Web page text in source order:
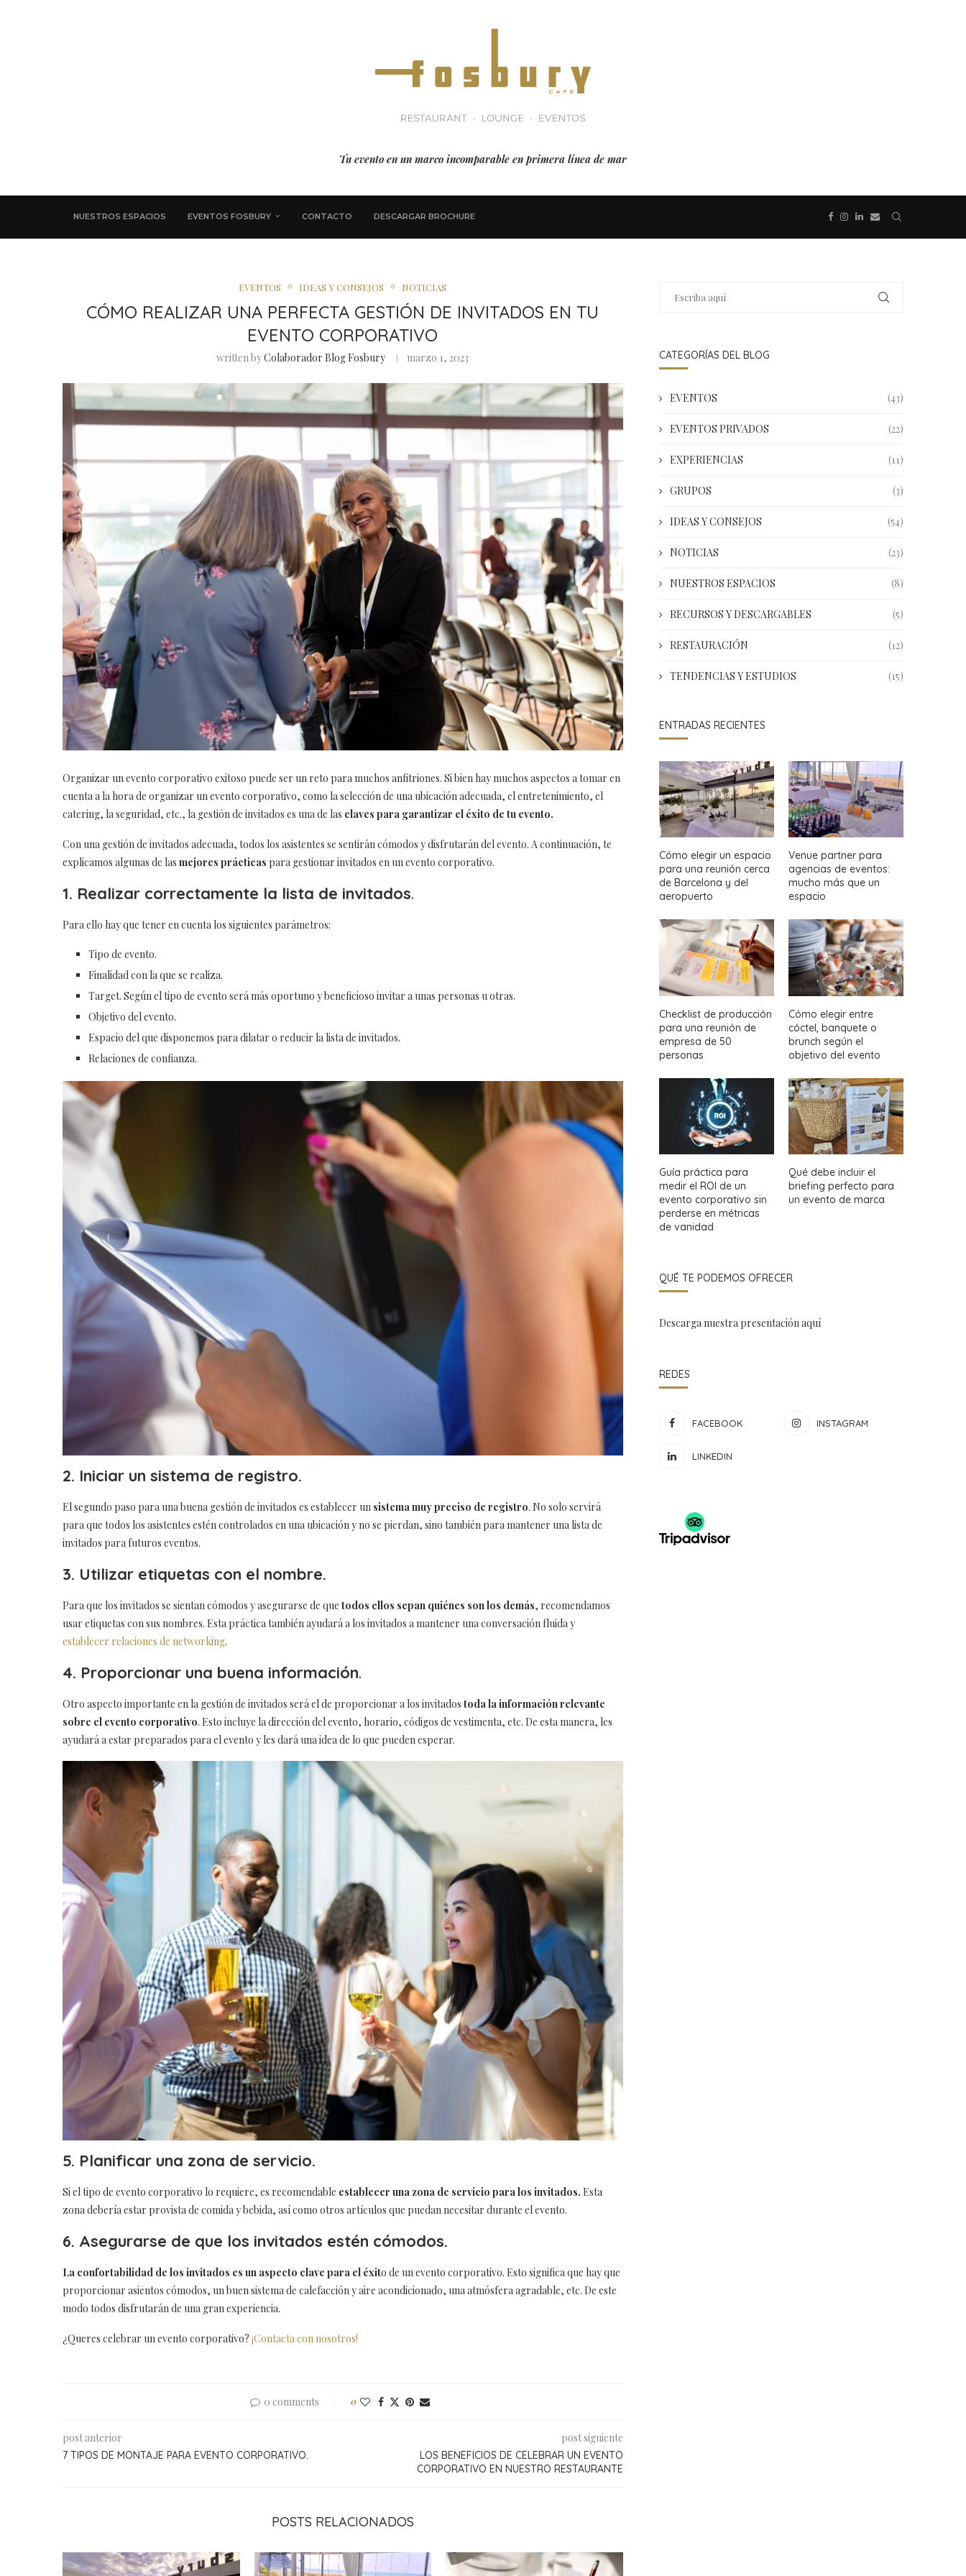
Tu evento en un marco incomparable en primera línea de mar
NUESTROS ESPACIOS EVENTOS FOSBURY CONTACTO DESCARGAR BROCHURE
EVENTOS IDEAS Y CONSEJOS NOTICIAS
CÓMO REALIZAR UNA PERFECTA GESTIÓN DE INVITADOS EN TU
EVENTO CORPORATIVO
written byColaborador Blog Fosbury marzo 1, 2023
Organizar un evento corporativo exitoso puede ser un reto para muchos anfitriones. Si bien hay muchos aspectos a tomar en
cuenta a la hora de organizar un evento corporativo, como la selección de una ubicación adecuada, el entretenimiento, el
catering, la seguridad, etc., la gestión de invitados es una de las claves para garantizar el éxito de tu evento.
Con una gestión de invitados adecuada, todos los asistentes se sentirán cómodos y disfrutarán del evento. A continuación, te
explicamos algunas de las mejores prácticas para gestionar invitados en un evento corporativo.
1. Realizar correctamente la lista de invitados.
Para ello hay que tener en cuenta los siguientes parámetros:
Tipo de evento.
Finalidad con la que se realiza.
Target. Según el tipo de evento será más oportuno y beneficioso invitar a unas personas u otras.
Objetivo del evento.
Espacio del que disponemos para dilatar o reducir la lista de invitados.
Relaciones de confianza.
2. Iniciar un sistema de registro.
El segundo paso para una buena gestión de invitados es establecer un sistema muy preciso de registro. No solo servirá
para que todos los asistentes estén controlados en una ubicación y no se pierdan, sino también para mantener una lista de
invitados para futuros eventos.
3. Utilizar etiquetas con el nombre.
Para que los invitados se sientan cómodos y asegurarse de que todos ellos sepan quiénes son los demás, recomendamos
usar etiquetas con sus nombres. Esta práctica también ayudará a los invitados a mantener una conversación fluida y
establecer relaciones de networking.
4. Proporcionar una buena información.
Otro aspecto importante en la gestión de invitados será el de proporcionar a los invitados toda la información relevante
sobre el evento corporativo. Esto incluye la dirección del evento, horario, códigos de vestimenta, etc. De esta manera, les
ayudará a estar preparados para el evento y les dará una idea de lo que pueden esperar.
5. Planificar una zona de servicio.
Si el tipo de evento corporativo lo requiere, es recomendable establecer una zona de servicio para los invitados. Esta
zona debería estar provista de comida y bebida, así como otros artículos que puedan necesitar durante el evento.
6. Asegurarse de que los invitados estén cómodos.
La confortabilidad de los invitados es un aspecto clave para el éxito de un evento corporativo. Esto significa que hay que
proporcionar asientos cómodos, un buen sistema de calefacción y aire acondicionado, una atmósfera agradable, etc. De este
modo todos disfrutarán de una gran experiencia.
¿Queres celebrar un evento corporativo? ¡Contacta con nosotros!
0 comments 0
post anterior
7 TIPOS DE MONTAJE PARA EVENTO CORPORATIVO.
post siguiente
LOS BENEFICIOS DE CELEBRAR UN EVENTO
CORPORATIVO EN NUESTRO RESTAURANTE
POSTS RELACIONADOS
CATEGORÍAS DEL BLOG
EVENTOS (43)
EVENTOS PRIVADOS (22)
EXPERIENCIAS (11)
GRUPOS (3)
IDEAS Y CONSEJOS (54)
NOTICIAS (23)
NUESTROS ESPACIOS (8)
RECURSOS Y DESCARGABLES (5)
RESTAURACIÓN (12)
TENDENCIAS Y ESTUDIOS (15)
ENTRADAS RECIENTES
Cómo elegir un espacio
para una reunión cerca
de Barcelona y del
aeropuerto
Venue partner para
agencias de eventos:
mucho más que un
espacio
Checklist de producción
para una reunión de
empresa de 50
personas
Cómo elegir entre
cóctel, banquete o
brunch según el
objetivo del evento
Guía práctica para
medir el ROI de un
evento corporativo sin
perderse en métricas
de vanidad
Qué debe incluir el
briefing perfecto para
un evento de marca
QUÉ TE PODEMOS OFRECER
Descarga nuestra presentaciónaquí
REDES
FACEBOOK INSTAGRAM
LINKEDIN